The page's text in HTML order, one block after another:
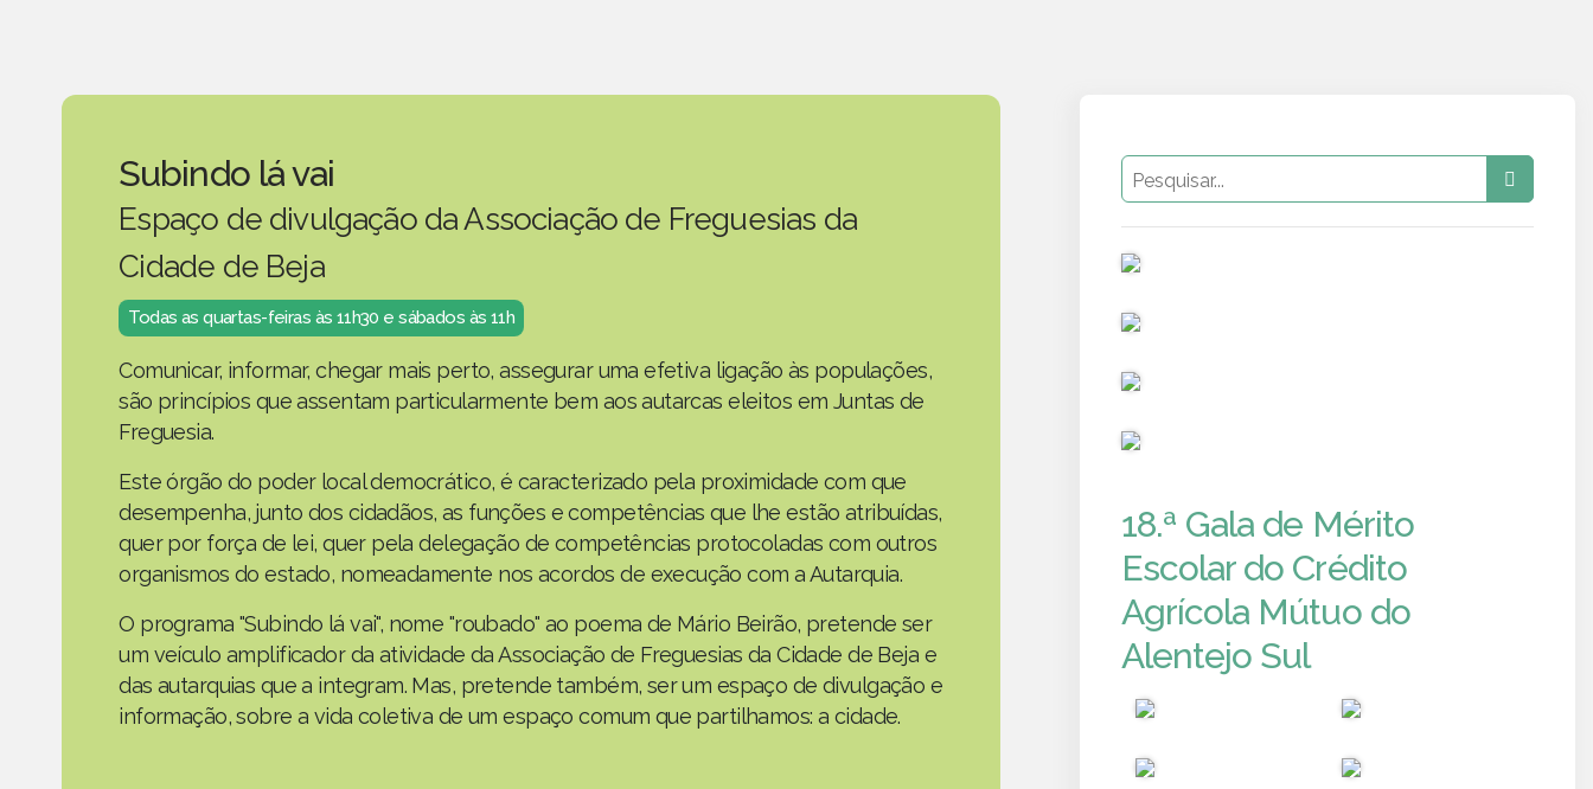
Subindo lá vai
Espaço de divulgação da Associação de Freguesias da
Cidade de Beja
Todas as quartas-feiras às 11h30 e sábados às 11h
Comunicar, informar, chegar mais perto, assegurar uma efetiva ligação às populações,
são princípios que assentam particularmente bem aos autarcas eleitos em Juntas de
Freguesia.
Este órgão do poder local democrático, é caracterizado pela proximidade com que
desempenha, junto dos cidadãos, as funções e competências que lhe estão atribuídas,
quer por força de lei, quer pela delegação de competências protocoladas com outros
organismos do estado, nomeadamente nos acordos de execução com a Autarquia.
O programa "Subindo lá vai", nome "roubado" ao poema de Mário Beirão, pretende ser
um veículo amplificador da atividade da Associação de Freguesias da Cidade de Beja e
das autarquias que a integram. Mas, pretende também, ser um espaço de divulgação e
informação, sobre a vida coletiva de um espaço comum que partilhamos: a cidade.
18.ª Gala de Mérito
Escolar do Crédito
Agrícola Mútuo do
Alentejo Sul